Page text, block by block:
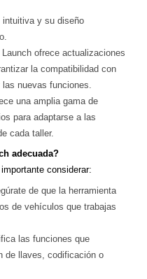
intuitiva y su diseño
Launch ofrece actualizaciones
la compatibilidad con
nuevas funciones.
una amplia gama de
para adaptarse a las
cada taller.
adecuada?
considerar:
de que la herramienta
de vehículos que trabajas
las funciones que
de llaves, codificación o